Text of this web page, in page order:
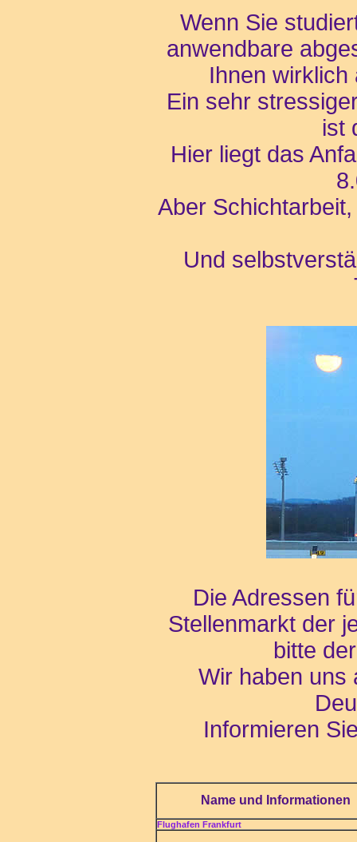
Wenn Sie
anwendbare
Ihnen wirklich
Ein sehr
ist
Hier liegt das
Aber
Und
Die Adressen
Stellenmarkt der
bitte
Wir haben uns
Informieren
Name und Informationen
Flughafen Frankfurt